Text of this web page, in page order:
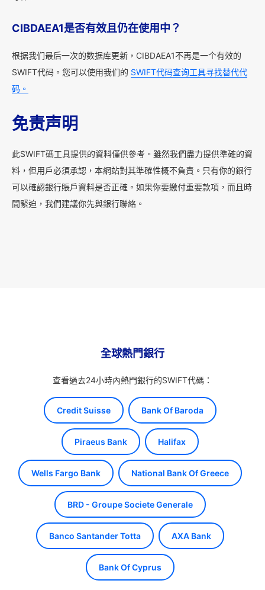
CIBDAEA1是否有效且仍在使用中？
根据我们最后一次的数据库更新，CIBDAEA1不再是一个有效的
SWIFT代码。您可以使用我们的 SWIFT代码查询工具寻找替代代
码。
免责声明
此SWIFT碼工具提供的資料僅供參考。雖然我們盡力提供準確的資
料，但用戶必須承認，本網站對其準確性概不負責。只有你的銀行
可以確認銀行賬戶資料是否正確。如果你要繳付重要款項，而且時
間緊迫，我們建議你先與銀行聯絡。
全球熱門銀行
查看過去24小時內熱門銀行的SWIFT代碼：
Credit Suisse Bank Of Baroda
Piraeus Bank Halifax
Wells Fargo Bank National Bank Of Greece
BRD - Groupe Societe Generale
Banco Santander Totta AXA Bank
Bank Of Cyprus